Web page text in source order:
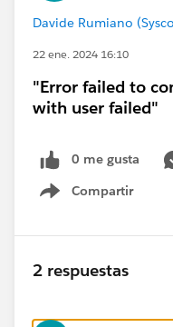
Davide Rumiano
22 ene. 2024 16:10
"Error failed to
with user failed"
0 me gusta
Compartir
Show menu
2 respuestas